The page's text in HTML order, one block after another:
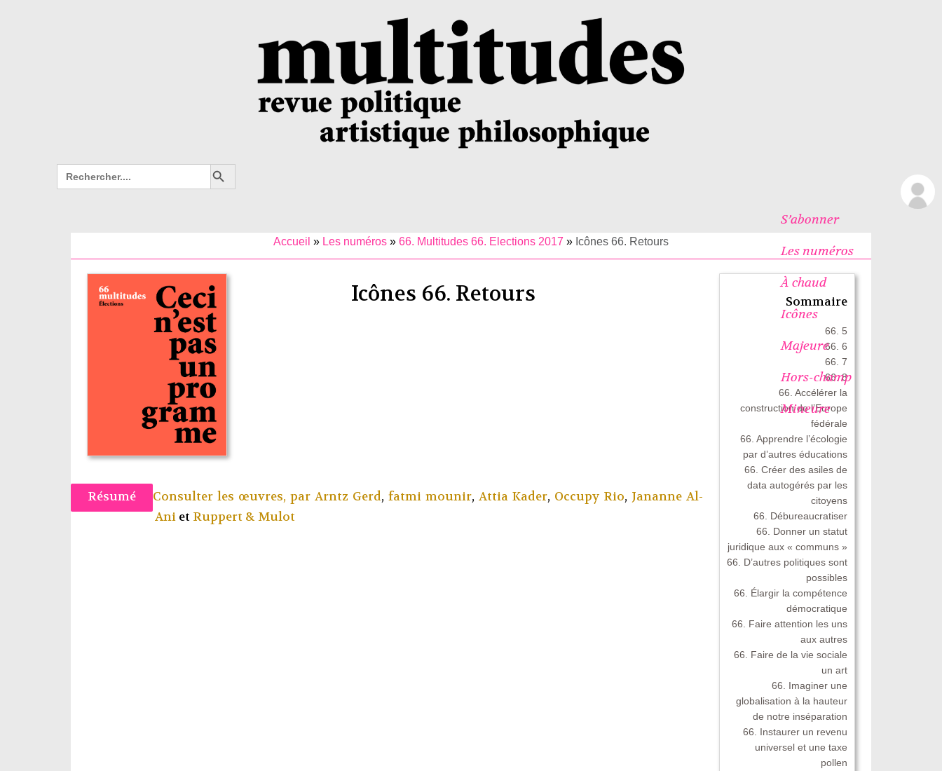
Search
for:
Search Button
S’abonner
Les numéros
À chaud
Icônes
Majeure
Hors-champ
Mineure
Accueil » Les numéros» 66. Multitudes 66. Elections 2017 » Icônes 66. Retours
Icônes 66. Retours Sommaire
66. 5
66. 6
66. 7
66. 8
66. Accélérer la
construction de l’Europe
fédérale
66. Apprendre l’écologie
par d’autres éducations
66. Créer des asiles de
data autogérés par les
citoyens
66. Débureaucratiser
66. Donner un statut
juridique aux « communs »
66. D’autres politiques sont
possibles
66. Élargir la compétence
démocratique
66. Faire attention les uns
aux autres
66. Faire de la vie sociale
un art
66. Imaginer une
globalisation à la hauteur
de notre inséparation
66. Instaurer un revenu
universel et une taxe
pollen
Résumé Consulter les œuvres, par Arntz Gerd,fatmi mounir,Attia Kader, Occupy Rio, Jananne Al-
Aniet Ruppert & Mulot